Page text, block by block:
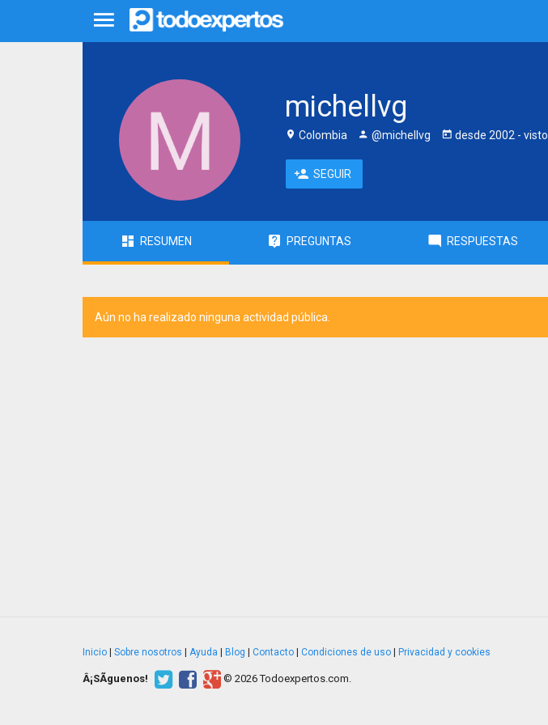
michellvg
Colombia @michellvg desde 2002 - visto
SEGUIR
RESUMEN PREGUNTAS RESPUESTAS
Aún no ha realizado ninguna actividad pública.
Inicio Sobre nosotros Ayuda Blog Contacto Condiciones de uso Privacidad y cookies
Â¡SÃ­guenos! © 2026 Todoexpertos.com.